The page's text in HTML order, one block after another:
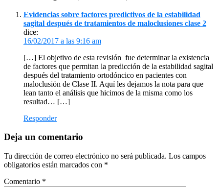
lector
Evidencias sobre factores predictivos de la estabilidad
sagital después de tratamientos de maloclusiones clase 2
dice:
16/02/2017 a las 9:16 am
[…] El objetivo de esta revisión fue determinar la existencia
de factores que permitan la predicción de la estabilidad sagital
después del tratamiento ortodóncico en pacientes con
maloclusión de Clase II. Aquí les dejamos la nota para que
lean tanto el análisis que hicimos de la misma como los
resultad… […]
Responder
Deja un comentario
Tu dirección de correo electrónico no será publicada. Los campos
obligatorios están marcados con *
Comentario *